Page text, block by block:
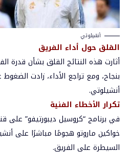
أنشيلوتي
القلق حول أداء الفريق
أثارت هذه النتائج القلق بشأن قدرة
بنجاح، ومع تراجع الأداء، زادت
أنشيلوتي.
تكرار الأخطاء الفنية
في برنامج “كروسيل ديبورتيفو” على
خواكين ماروتو هجومًا مباشرًا على
السيطرة على الفريق.